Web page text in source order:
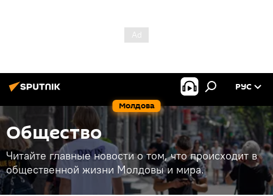
Молдова
РУС
Общество
Читайте главные новости о том, что происходит в
общественной жизни Молдовы и мира.